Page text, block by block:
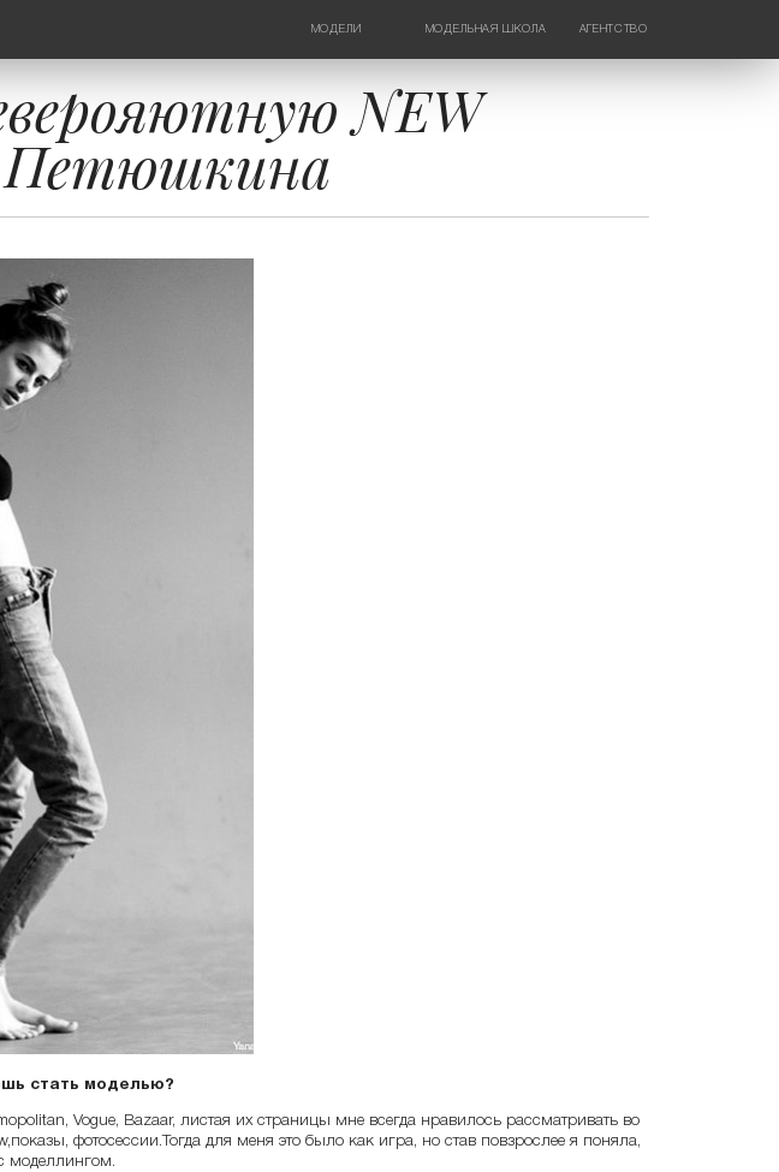
МОДЕЛИ
МОДЕЛЬНАЯ ШКОЛА
АГЕНТСТВО
NEW
Петюшкина
стать моделью?
Vogue, Bazaar, листая их страницы мне всегда нравилось рассматривать во
фотосессии.Тогда для меня это было как игра, но став повзрослее я поняла,
моделлингом.